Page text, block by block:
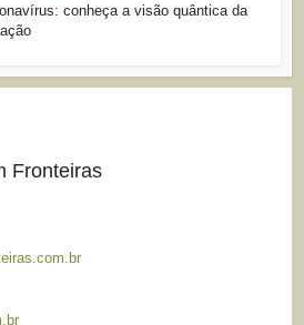
conheça a visão quântica da
Fronteiras